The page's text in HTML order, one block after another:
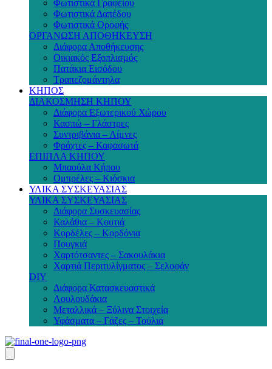
Φωτιστικά Γραφείου
Φωτιστικά Δαπέδου
Φωτιστικά Οροφής
ΟΡΓΑΝΩΣΗ ΑΠΟΘΗΚΕΥΣΗ
Διάφορα Αποθήκευσης
Οικιακός Εξοπλισμός
Πατάκια Εισόδου
Τραπεζομάντηλα
ΚΗΠΟΣ
ΔΙΑΚΟΣΜΗΣΗ ΚΗΠΟΥ
Διάφορα Εξωτερικού Χώρου
Κασπώ – Γλάστρες
Συντριβάνια – Λίμνες
Φράχτες – Καφασωτά
ΕΠΙΠΛΑ ΚΗΠΟΥ
Μπαούλα Κήπου
Ομπρέλες – Κιόσκια
ΥΛΙΚΑ ΣΥΣΚΕΥΑΣΙΑΣ
ΥΛΙΚΑ ΣΥΣΚΕΥΑΣΙΑΣ
Διάφορα Συσκευασίας
Καλάθια – Κουτιά
Κορδέλες – Κορδόνια
Πουγκιά
Χαρτότσαντες – Σακουλάκια
Χαρτιά Περιτυλίγματος – Σελοφάν
DIY
Διάφορα Κατασκευαστικά
Λουλουδάκια
Μεταλλικά – Ξύλινα Στοιχεία
Υφάσματα – Γάζες – Τούλια